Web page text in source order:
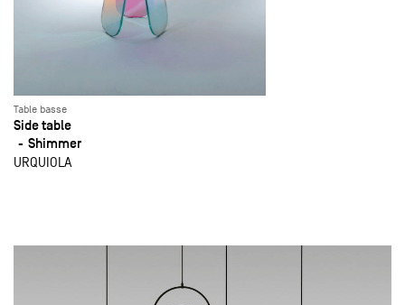
Table basse
Side table
Shimmer
URQUIOLA